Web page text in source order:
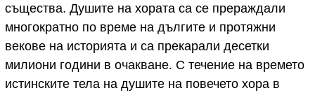
същества. Душите на хората са се прераждали
многократно по време на дългите и протяжни
векове на историята и са прекарали десетки
милиони години в очакване. С течение на времето
истинските тела на душите на повечето хора в